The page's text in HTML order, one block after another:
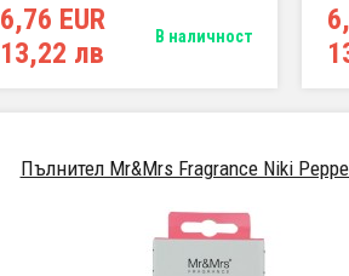
6,76 EUR
13,22 лв
В наличност
Пълнител Mr&Mrs Fragrance Niki